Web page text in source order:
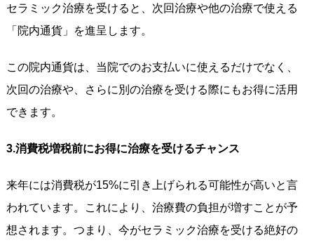
セラミック治療を受けると、次回治療や他の治療で使える
「院内通貨」を進呈します。
この院内通貨は、当院でのお支払いに使えるだけでなく、
次回の治療や、さらに別の治療を受ける際にもお得に活用
できます。
3.消費税増税前にお得に治療を受けるチャンス
来年には消費税が15%に引き上げられる可能性が高いと言
われています。これにより、治療費の負担が増すことが予
想されます。つまり、今がセラミック治療を受ける絶好の